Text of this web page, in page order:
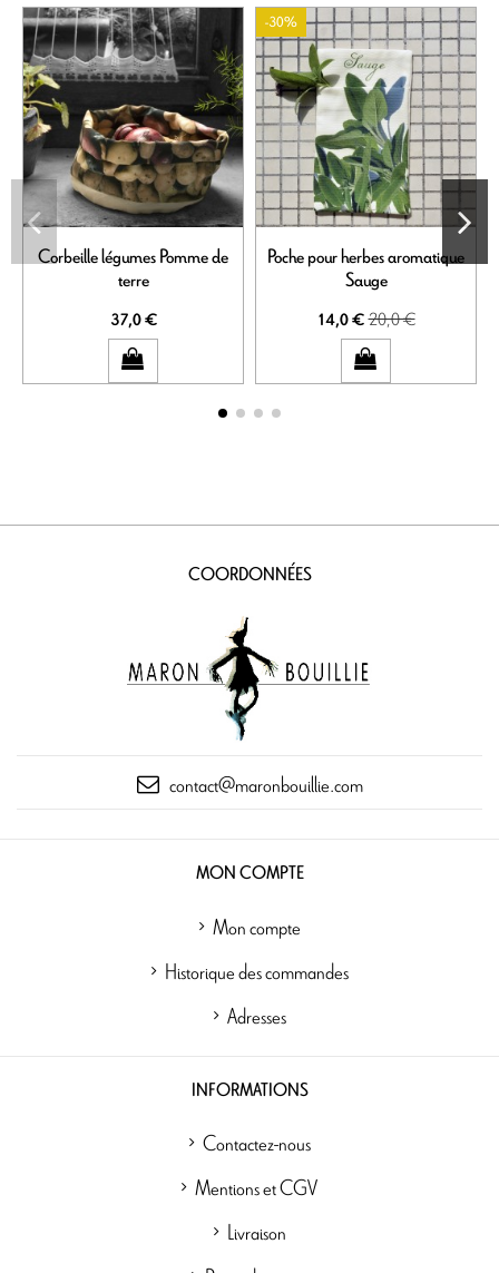
Corbeille légumes Pomme de
terre
37,0 €
-30%
Poche pour herbes aromatique
Sauge
14,0 €20,0 €
COORDONNÉES
contact@maronbouillie.com
MON COMPTE
Mon compte
Historique des commandes
Adresses
INFORMATIONS
Contactez-nous
Mentions et CGV
Livraison